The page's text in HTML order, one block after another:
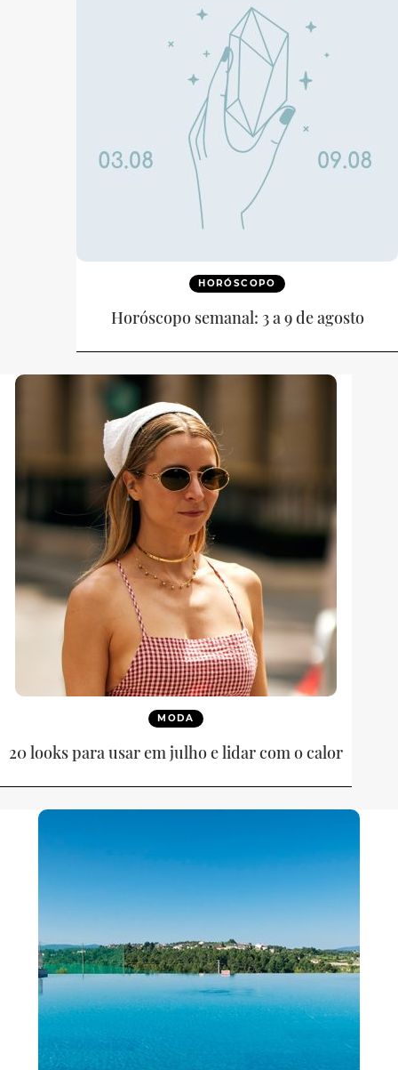
HORÓSCOPO
Horóscopo semanal: 3 a 9 de agosto
MODA
20 looks para usar em julho e lidar com o calor